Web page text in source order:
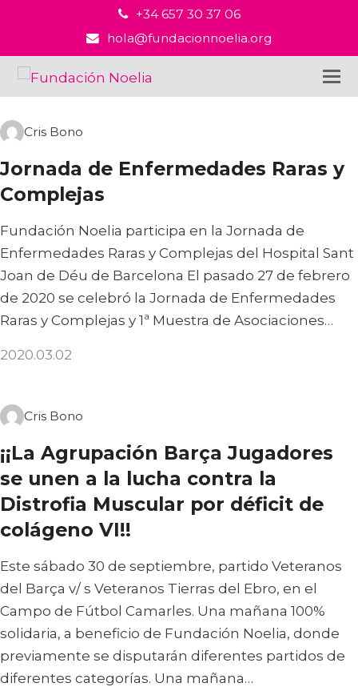
+34 657 30 37 06
hola@fundacionnoelia.org
Cris Bono
Jornada de Enfermedades Raras y
Complejas
Fundación Noelia participa en la Jornada de
Enfermedades Raras y Complejas del Hospital Sant
Joan de Déu de Barcelona El pasado 27 de febrero
de 2020 se celebró la Jornada de Enfermedades
Raras y Complejas y 1ª Muestra de Asociaciones…
2020.03.02
Cris Bono
¡¡La Agrupación Barça Jugadores
se unen a la lucha contra la
Distrofia Muscular por déficit de
colágeno VI!!
Este sábado 30 de septiembre, partido Veteranos
del Barça v/ s Veteranos Tierras del Ebro, en el
Campo de Fútbol Camarles. Una mañana 100%
solidaria, a beneficio de Fundación Noelia, donde
previamente se disputarán diferentes partidos de
diferentes categorías. Una mañana…